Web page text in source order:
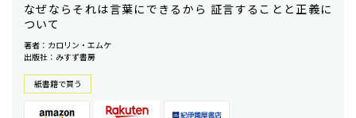
なぜならそれは言葉にできるから 証言することと正義に
ついて
著者：カロリン・エムケ
出版社：みすず書房
紙書籍で買う